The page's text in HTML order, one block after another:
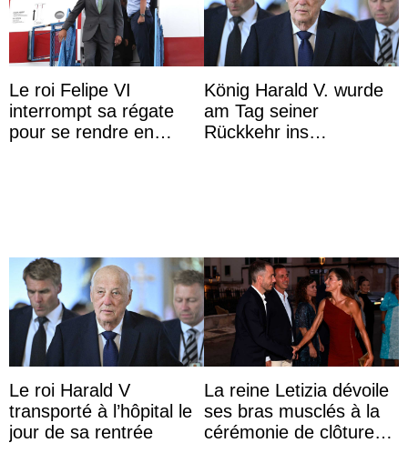
Le roi Felipe VI
interrompt sa régate
pour se rendre en
König Harald V. wurde
am Tag seiner
Rückkehr ins
Le roi Harald V
transporté à l’hôpital le
jour de sa rentrée
La reine Letizia dévoile
ses bras musclés à la
cérémonie de clôture